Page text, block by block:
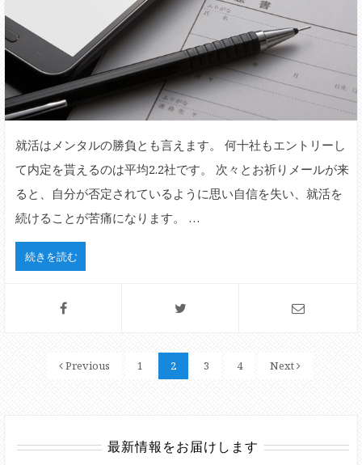
就活はメンタルの勝負とも言えます。 何十社もエントリーし
て内定を貰えるのは平均2.2社です。 次々とお祈りメールが来
ると、自分が否定されているように思い自信を失い、就活を
続けることが苦痛になります。 …
続きを読む
Previous 1 2 3 4 Next
最新情報をお届けします